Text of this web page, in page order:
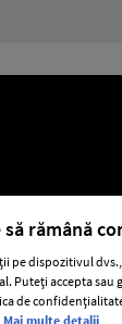
Despre
Stiri GSP
să rămână
pe dispozitivul
Puteți accepta sau
de
Mai multe detalii